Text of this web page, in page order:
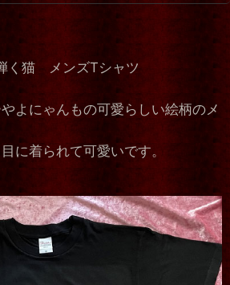
く猫 メンズTシャツ
よにゃんもの可愛らしい絵柄のメ
に着られて可愛いです。